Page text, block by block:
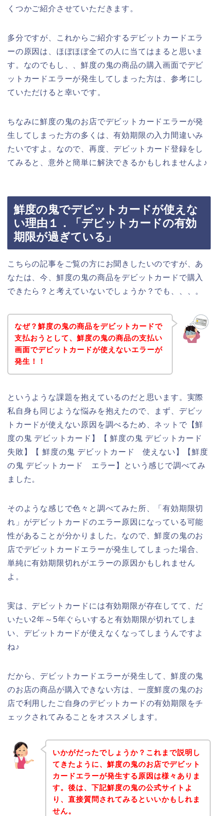
くつかご紹介させていただきます。
多分ですが、これからご紹介するデビットカードエラ
ーの原因は、ほぼほぼ全ての人に当てはまると思いま
す。なのでもし、、鮮度の鬼の商品の購入画面でデビ
ットカードエラーが発生してしまった方は、参考にし
ていただけると幸いです。
ちなみに鮮度の鬼のお店でデビットカードエラーが発
生してしまった方の多くは、有効期限の入力間違いみ
たいですよ。なので、再度、デビットカード登録をし
てみると、意外と簡単に解決できるかもしれませんよ♪
鮮度の鬼でデビットカードが使えな
い理由１．「デビットカードの有効
期限が過ぎている」
こちらの記事をご覧の方にお聞きしたいのですが、あ
なたは、今、鮮度の鬼の商品をデビットカードで購入
できたら？と考えていないでしょうか？でも、、、。
なぜ？鮮度の鬼の商品をデビットカードで
支払おうとして、鮮度の鬼の商品の支払い
画面でデビットカードが使えないエラーが
発生！！
というような課題を抱えているのだと思います。実際
私自身も同じような悩みを抱えたので、まず、デビッ
トカードが使えない原因を調べるため、ネットで【鮮
度の鬼 デビットカード】【 鮮度の鬼 デビットカード
失敗】【 鮮度の鬼 デビットカード 使えない】【鮮度
の鬼 デビットカード エラー】という感じで調べてみ
ました。
そのような感じで色々と調べてみた所、「有効期限切
れ」がデビットカードのエラー原因になっている可能
性があることが分かりました。なので、鮮度の鬼のお
店でデビットカードエラーが発生してしまった場合、
単純に有効期限切れがエラーの原因かもしれません
よ。
実は、デビットカードには有効期限が存在してて、だ
いたい2年～5年ぐらいすると有効期限が切れてしま
い、デビットカードが使えなくなってしまうんですよ
ね♪
だから、デビットカードエラーが発生して、鮮度の鬼
のお店の商品が購入できない方は、一度鮮度の鬼のお
店で利用したご自身のデビットカードの有効期限をチ
ェックされてみることをオススメします。
いかがだったでしょうか？これまで説明し
てきたように、鮮度の鬼のお店でデビット
カードエラーが発生する原因は様々ありま
す。後は、下記鮮度の鬼の公式サイトよ
り、直接質問されてみるといいかもしれま
せん。